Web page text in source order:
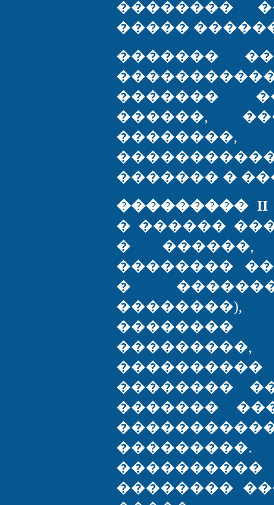
��������
�����
�������
�������
������,
������� �
��������� II
� ������
� ������,
��������
�
��������
�������
��������